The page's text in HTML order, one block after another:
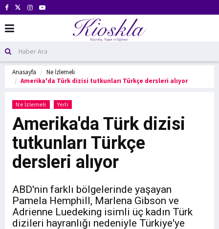
Anasayfa
Ne İzlemeli
Amerika'da Türk dizisi tutkunları Türkçe dersleri alıyor
Ne İzlemeli Yerli
Amerika'da Türk dizisi
tutkunları Türkçe
dersleri alıyor
ABD'nin farklı bölgelerinde yaşayan
Pamela Hemphill, Marlena Gibson ve
Adrienne Luedeking isimli üç kadın Türk
dizileri hayranlığı nedeniyle Türkiye'ye